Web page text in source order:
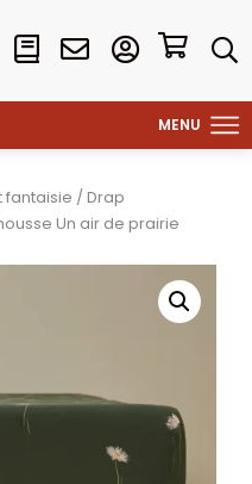
fantaisie / Drap
Un air de prairie